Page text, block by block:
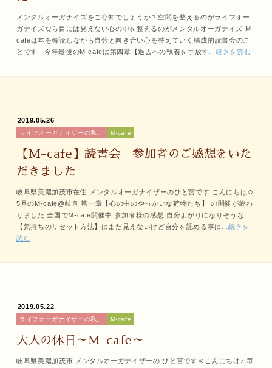
メンタルオーガナイズをご存知でしょうか？空間を整えるのがライフオー
ガナイズなら目には見えない心の中を整えるのがメンタルオーガナイズ M-
cafeは本を輪読しながら自分と向き合い心を整えていく構成的読書会のこ
とです 今年最後のM-cafeは第四章【過去への執着を手放す ...続きを読む
2019.05.26
ライフオーガナイザーの私。 M-cafe
【M-cafe】読書会 参加者のご感想をいた
だきました
岐阜県美濃加茂市在住 メンタルオーガナイザーのひと宮です こんにちは☺
5月のM-cafe@岐阜 第一章【心の中のやっかいな荷物たち】 の開催が終わ
りました 全国でM-cafe開催中 参加者様の感想 自分よがりになりそうな
【気持ちのリセット方法】はまだ見えないけど自分を認める事は
...続きを
読む
2019.05.22
ライフオーガナイザーの私。 M-cafe
大人の休日～M-cafe～
岐阜県美濃加茂市 メンタルオーガナイザーの ひと宮です☺こんにちは♪ 毎